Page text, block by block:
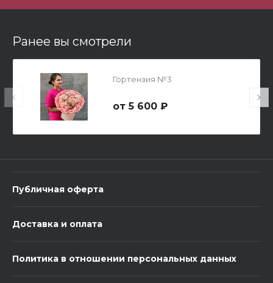
Ранее вы смотрели
Гортензия №3
5 600 ₽
Публичная оферта
Доставка и оплата
Политика в отношении персональных данных